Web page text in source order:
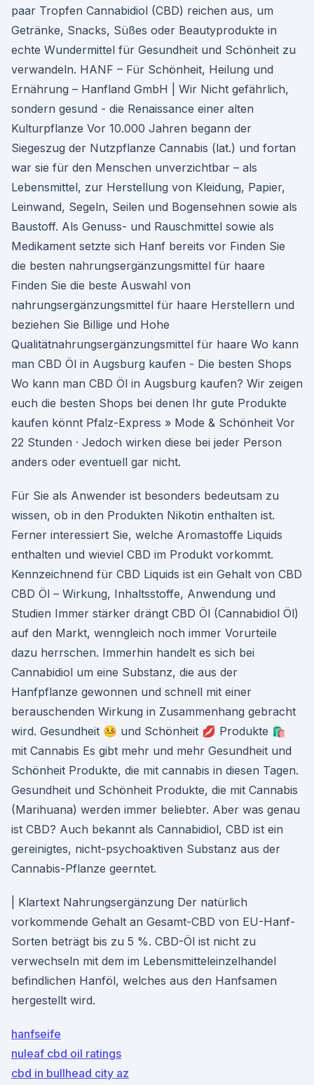
paar Tropfen Cannabidiol (CBD) reichen aus, um
Getränke, Snacks, Süßes oder Beautyprodukte in
echte Wundermittel für Gesundheit und Schönheit zu
verwandeln. HANF – Für Schönheit, Heilung und
Ernährung – Hanfland GmbH | Wir Nicht gefährlich,
sondern gesund - die Renaissance einer alten
Kulturpflanze Vor 10.000 Jahren begann der
Siegeszug der Nutzpflanze Cannabis (lat.) und fortan
war sie für den Menschen unverzichtbar – als
Lebensmittel, zur Herstellung von Kleidung, Papier,
Leinwand, Segeln, Seilen und Bogensehnen sowie als
Baustoff. Als Genuss- und Rauschmittel sowie als
Medikament setzte sich Hanf bereits vor Finden Sie
die besten nahrungsergänzungsmittel für haare
Finden Sie die beste Auswahl von
nahrungsergänzungsmittel für haare Herstellern und
beziehen Sie Billige und Hohe
Qualitätnahrungsergänzungsmittel für haare Wo kann
man CBD Öl in Augsburg kaufen - Die besten Shops
Wo kann man CBD Öl in Augsburg kaufen? Wir zeigen
euch die besten Shops bei denen Ihr gute Produkte
kaufen könnt Pfalz-Express » Mode & Schönheit Vor
22 Stunden · Jedoch wirken diese bei jeder Person
anders oder eventuell gar nicht.
Für Sie als Anwender ist besonders bedeutsam zu
wissen, ob in den Produkten Nikotin enthalten ist.
Ferner interessiert Sie, welche Aromastoffe Liquids
enthalten und wieviel CBD im Produkt vorkommt.
Kennzeichnend für CBD Liquids ist ein Gehalt von CBD
CBD Öl – Wirkung, Inhaltsstoffe, Anwendung und
Studien Immer stärker drängt CBD Öl (Cannabidiol Öl)
auf den Markt, wenngleich noch immer Vorurteile
dazu herrschen. Immerhin handelt es sich bei
Cannabidiol um eine Substanz, die aus der
Hanfpflanze gewonnen und schnell mit einer
berauschenden Wirkung in Zusammenhang gebracht
wird. Gesundheit 🤒 und Schönheit 💋 Produkte 🛍
mit Cannabis Es gibt mehr und mehr Gesundheit und
Schönheit Produkte, die mit cannabis in diesen Tagen.
Gesundheit und Schönheit Produkte, die mit Cannabis
(Marihuana) werden immer beliebter. Aber was genau
ist CBD? Auch bekannt als Cannabidiol, CBD ist ein
gereinigtes, nicht-psychoaktiven Substanz aus der
Cannabis-Pflanze geerntet.
| Klartext Nahrungsergänzung Der natürlich
vorkommende Gehalt an Gesamt-CBD von EU-Hanf-
Sorten beträgt bis zu 5 %. CBD-Öl ist nicht zu
verwechseln mit dem im Lebensmitteleinzelhandel
befindlichen Hanföl, welches aus den Hanfsamen
hergestellt wird.
hanfseife
nuleaf cbd oil ratings
cbd in bullhead city az